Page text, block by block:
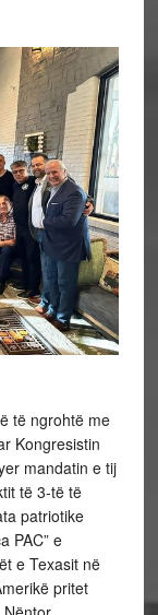
të ngrohtë me
Kongresistin
mandatin e tij
të 3-të të
patriotike
PAC” e
e Texasit në
pritet